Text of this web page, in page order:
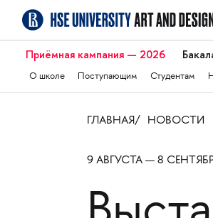
Приёмная кампания — 2026
О школе Поступающим Студентам
ГЛАВНАЯ НОВОСТИ
9 АВГУСТА — 8